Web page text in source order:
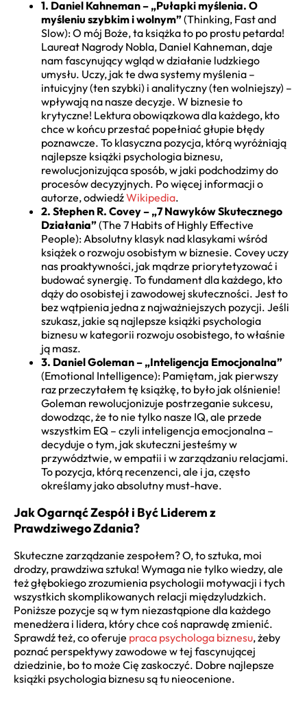
1. Daniel Kahneman – „Pułapki myślenia. O
myśleniu szybkim i wolnym”(Thinking, Fast and
Slow): O mój Boże, ta książka to po prostu petarda!
Laureat Nagrody Nobla, Daniel Kahneman, daje
nam fascynujący wgląd w działanie ludzkiego
umysłu. Uczy, jak te dwa systemy myślenia –
intuicyjny (ten szybki) i analityczny (ten wolniejszy) –
wpływają na nasze decyzje. W biznesie to
krytyczne! Lektura obowiązkowa dla każdego, kto
chce w końcu przestać popełniać głupie błędy
poznawcze. To klasyczna pozycja, którą wyróżniają
najlepsze książki psychologia biznesu,
rewolucjonizująca sposób, w jaki podchodzimy do
procesów decyzyjnych. Po więcej informacji o
autorze, odwiedźWikipedia.
2. Stephen R. Covey – „7 Nawyków Skutecznego
Działania”(The 7 Habits of Highly Effective
People): Absolutny klasyk nad klasykami wśród
książek o rozwoju osobistym w biznesie. Covey uczy
nas proaktywności, jak mądrze priorytetyzować i
budować synergię. To fundament dla każdego, kto
dąży do osobistej i zawodowej skuteczności. Jest to
bez wątpienia jedna z najważniejszych pozycji. Jeśli
szukasz, jakie są najlepsze książki psychologia
biznesu w kategorii rozwoju osobistego, to właśnie
ją masz.
3. Daniel Goleman – „Inteligencja Emocjonalna”
(Emotional Intelligence): Pamiętam, jak pierwszy
raz przeczytałem tę książkę, to było jak olśnienie!
Goleman rewolucjonizuje postrzeganie sukcesu,
dowodząc, że to nie tylko nasze IQ, ale przede
wszystkim EQ – czyli inteligencja emocjonalna –
decyduje o tym, jak skuteczni jesteśmy w
przywództwie, w empatii i w zarządzaniu relacjami.
To pozycja, którą recenzenci, ale i ja, często
określamy jako absolutny must-have.
Jak Ogarnąć Zespół i Być Liderem z
Prawdziwego Zdania?
Skuteczne zarządzanie zespołem? O, to sztuka, moi
drodzy, prawdziwa sztuka! Wymaga nie tylko wiedzy, ale
też głębokiego zrozumienia psychologii motywacji i tych
wszystkich skomplikowanych relacji międzyludzkich.
Poniższe pozycje są w tym niezastąpione dla każdego
menedżera i lidera, który chce coś naprawdę zmienić.
Sprawdź też, co oferuje praca psychologa biznesu, żeby
poznać perspektywy zawodowe w tej fascynującej
dziedzinie, bo to może Cię zaskoczyć. Dobre najlepsze
książki psychologia biznesu są tu nieocenione.